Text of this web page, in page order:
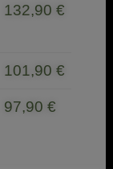
132,90 €
101,90 €
97,90 €